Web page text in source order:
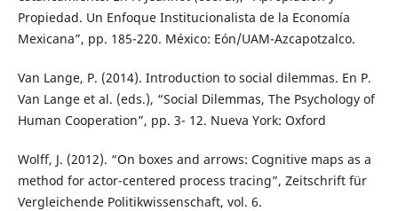
Propiedad. Un Enfoque Institucionalista de la Economía
Mexicana”, pp. 185-220. México: Eón/UAM-Azcapotzalco.
Van Lange, P. (2014). Introduction to social dilemmas. En P.
Van Lange et al. (eds.), “Social Dilemmas, The Psychology of
Human Cooperation”, pp. 3- 12. Nueva York: Oxford
Wolff, J. (2012). “On boxes and arrows: Cognitive maps as a
method for actor-centered process tracing”, Zeitschrift für
Vergleichende Politikwissenschaft, vol. 6.